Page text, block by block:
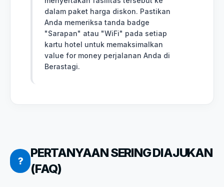
dalam paket harga diskon. Pastikan
Anda memeriksa tanda badge
"Sarapan" atau "WiFi" pada setiap
kartu hotel untuk memaksimalkan
value for money perjalanan Anda di
Berastagi.
?
PERTANYAAN SERING DIAJUKAN
(FAQ)